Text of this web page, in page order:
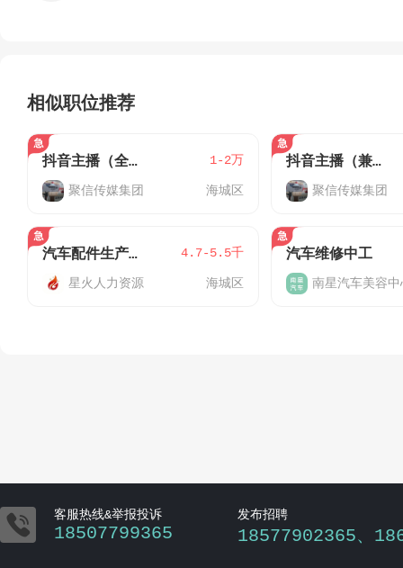
相似职位推荐
抖音主播（全职） 1-2万
聚信传媒集团 海城区
抖音主播（兼职）
聚信传媒集团
汽车配件生产普工4700-5500 4.7-5.5千
星火人力资源 海城区
汽车维修中工
南星汽车美容中
 客服热线&举报投诉
18507799365
发布招聘
18577902365、